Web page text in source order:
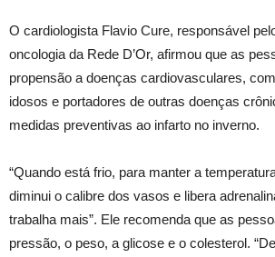
O cardiologista Flavio Cure, responsável
oncologia da Rede D’Or, afirmou que as
propensão a doenças cardiovasculares,
idosos e portadores de outras doenças
medidas preventivas ao infarto no inverno.
“Quando está frio, para manter a
diminui o calibre dos vasos e libera
trabalha mais”. Ele recomenda que as
pressão, o peso, a glicose e o colesterol.